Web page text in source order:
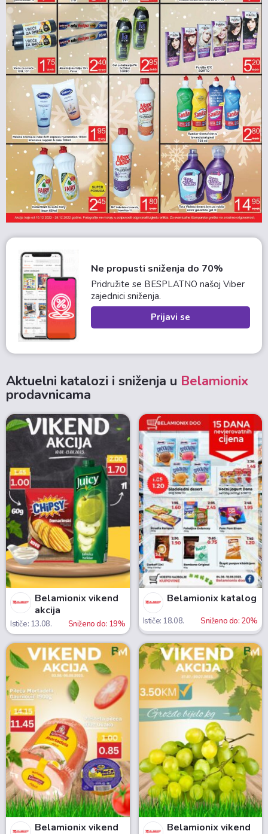
Ne propusti sniženja do 70%
Pridružite se BESPLATNO našoj Viber
zajednici sniženja.
Prijavi se
Aktuelni katalozi i sniženja u Belamionix
prodavnicama
Belamionix vikend
akcija
Ističe: 13.08. Sniženo do: 19%
Belamionix katalog
Ističe: 18.08. Sniženo do: 20%
Belamionix vikend
Belamionix vikend